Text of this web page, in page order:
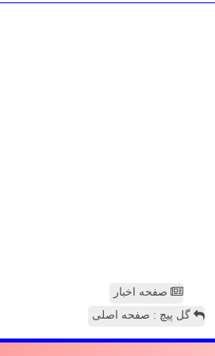
صفحه اخبار
گل پیچ : صفحه اصلی